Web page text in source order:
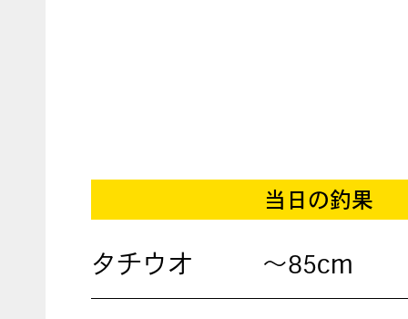
当日の釣果
タチウオ 〜85cm